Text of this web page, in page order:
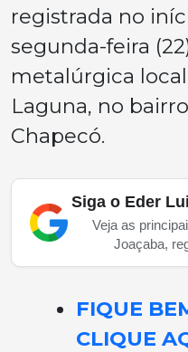
registrada no
segunda-feira
metalúrgica
Laguna, no
Chapecó.
Siga o Eder
Veja as
Joaçaba,
FIQUE
CLIQUE